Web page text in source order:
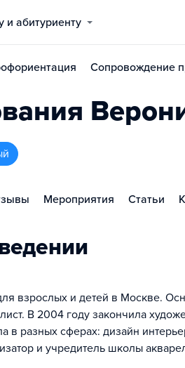
и абитуриенту
Сопровождение
Мероприятия Статьи
взрослых и детей в Москве.
В 2004 году закончила
в разных сферах: дизайн
и учредитель школы